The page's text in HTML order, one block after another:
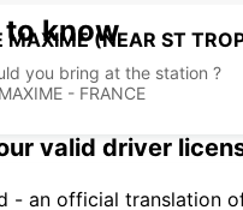
MAXIME (NEAR ST
- FRANCE
to know
you bring at the station ?
valid driver
- an official translation